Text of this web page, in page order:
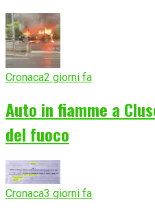
Cronaca2 giorni fa
Auto in fiamme a
del fuoco
Cronaca3 giorni fa